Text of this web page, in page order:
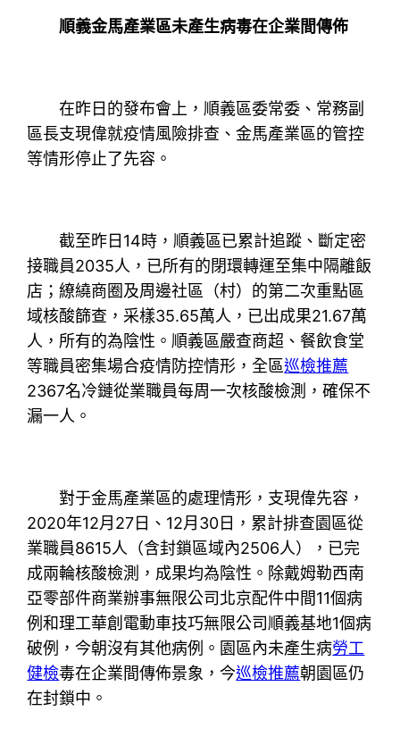
順義金馬產業區未產生病毒在企業間傳佈
在昨日的發布會上，順義區委常委、常務副
區長支現偉就疫情風險排查、金馬產業區的管控
等情形停止了先容。
截至昨日14時，順義區已累計追蹤、斷定密
接職員2035人，已所有的閉環轉運至集中隔離飯
店；繚繞商圈及周邊社區（村）的第二次重點區
域核酸篩查，采樣35.65萬人，已出成果21.67萬
人，所有的為陰性。順義區嚴查商超、餐飲食堂
等職員密集場合疫情防控情形，全區巡檢推薦
2367名冷鏈從業職員每周一次核酸檢測，確保不
漏一人。
對于金馬產業區的處理情形，支現偉先容，
2020年12月27日、12月30日，累計排查園區從
業職員8615人（含封鎖區域內2506人），已完
成兩輪核酸檢測，成果均為陰性。除戴姆勒西南
亞零部件商業辦事無限公司北京配件中間11個病
例和理工華創電動車技巧無限公司順義基地1個病
破例，今朝沒有其他病例。園區內未產生病勞工
健檢毒在企業間傳佈景象，今巡檢推薦朝園區仍
在封鎖中。